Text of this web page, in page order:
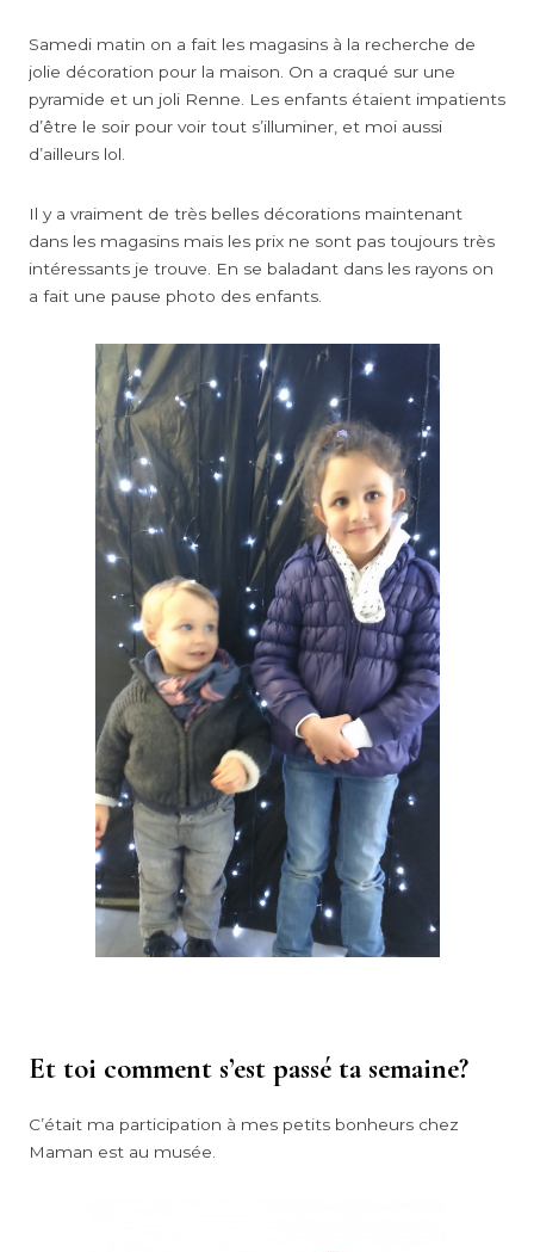
Samedi matin on a fait les magasins à la recherche de
jolie décoration pour la maison. On a craqué sur une
pyramide et un joli Renne. Les enfants étaient impatients
d’être le soir pour voir tout s’illuminer, et moi aussi
d’ailleurs lol.
Il y a vraiment de très belles décorations maintenant
dans les magasins mais les prix ne sont pas toujours très
intéressants je trouve. En se baladant dans les rayons on
a fait une pause photo des enfants.
Et toi comment s’est passé ta semaine?
C’était ma participation à mes petits bonheurs chez
Maman est au musée.